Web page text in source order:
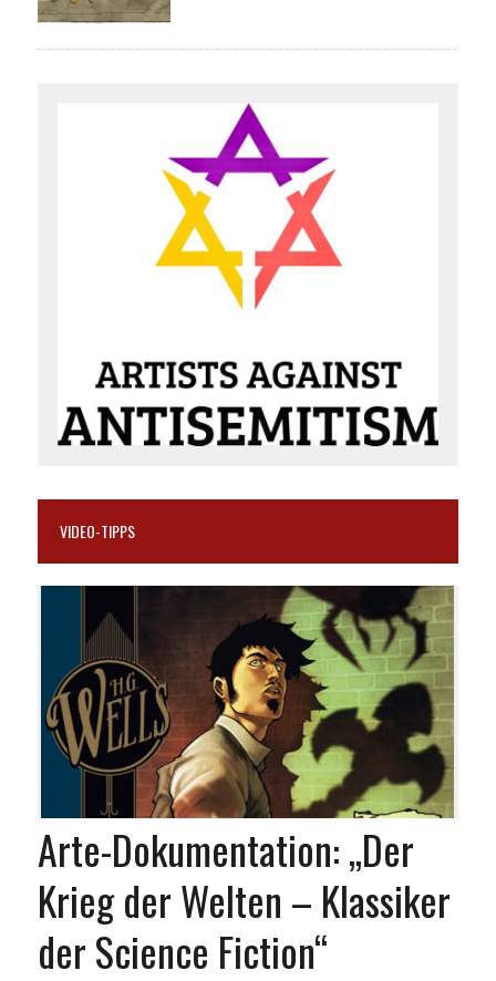
VIDEO-TIPPS
Arte-Dokumentation: „Der
Krieg der Welten – Klassiker
der Science Fiction“